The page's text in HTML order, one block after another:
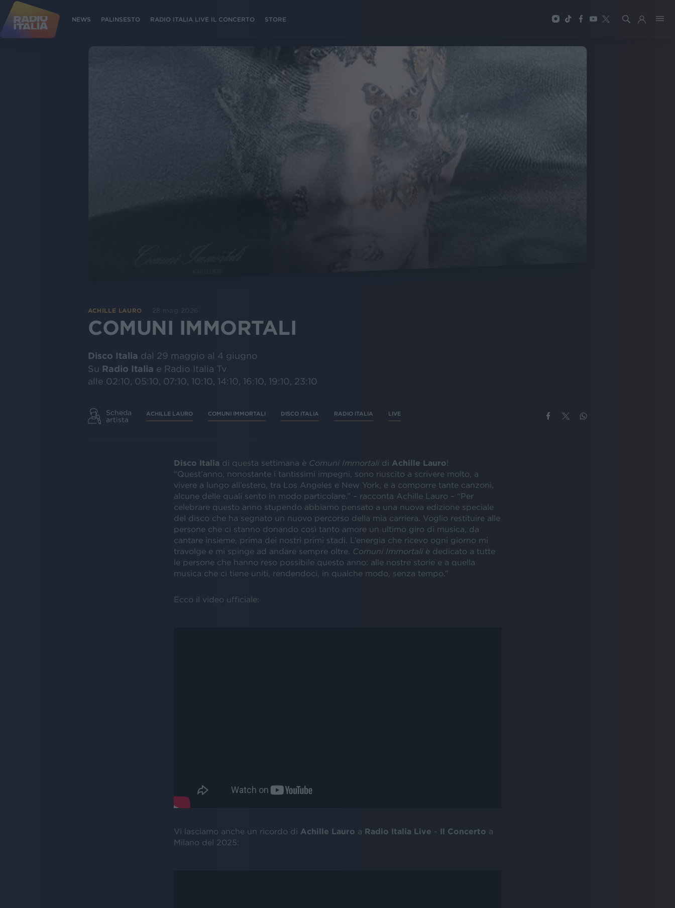
NEWS PALINSESTO RADIO ITALIA LIVE IL CONCERTO STORE
ACHILLE LAURO 28 mag 2026
COMUNI IMMORTALI
Disco Italia dal 29 maggio al 4 giugno
Su Radio Italia e Radio Italia Tv
alle 02:10, 05:10, 07:10, 10:10, 14:10, 16:10, 19:10, 23:10
Scheda
artista
ACHILLE LAURO COMUNI IMMORTALI DISCO ITALIA RADIO ITALIA LIVE
Disco Italia di questa settimana è Comuni Immortalidi Achille Lauro!
“Quest’anno, nonostante i tantissimi impegni, sono riuscito a scrivere molto, a
vivere a lungo all’estero, tra Los Angeles e New York, e a comporre tante canzoni,
alcune delle quali sento in modo particolare.” – racconta Achille Lauro – “Per
celebrare questo anno stupendo abbiamo pensato a una nuova edizione speciale
del disco che ha segnato un nuovo percorso della mia carriera. Voglio restituire alle
persone che ci stanno donando così tanto amore un ultimo giro di musica, da
cantare insieme, prima dei nostri primi stadi. L’energia che ricevo ogni giorno mi
travolge e mi spinge ad andare sempre oltre. Comuni Immortaliè dedicato a tutte
le persone che hanno reso possibile questo anno: alle nostre storie e a quella
musica che ci tiene uniti, rendendoci, in qualche modo, senza tempo.”
Ecco il video ufficiale:
Vi lasciamo anche un ricordo di Achille Lauro a Radio Italia Live - Il Concerto a
Milano del 2025: